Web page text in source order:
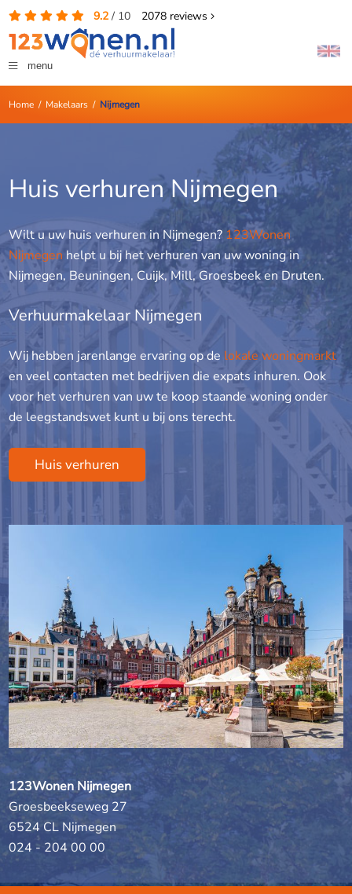
9.2/ 10 2078reviews
menu
Home/ Makelaars/ Nijmegen
Huis verhuren Nijmegen
Wilt u uw huis verhuren in Nijmegen? 123Wonen
Nijmegen helpt u bij het verhuren van uw woning in
Nijmegen, Beuningen, Cuijk, Mill, Groesbeek en Druten.
Verhuurmakelaar Nijmegen
Wij hebben jarenlange ervaring op de lokale woningmarkt
en veel contacten met bedrijven die expats inhuren. Ook
voor het verhuren van uw te koop staande woning onder
de leegstandswet kunt u bij ons terecht.
Huis verhuren
123Wonen Nijmegen
Groesbeekseweg 27
6524 CL Nijmegen
024 - 204 00 00